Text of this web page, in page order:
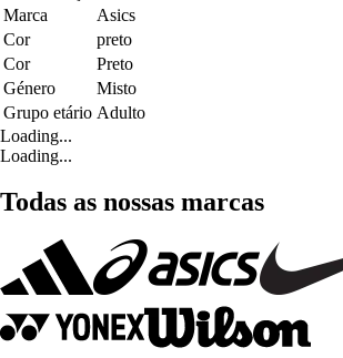
Marca
Asics
Cor
preto
Cor
Preto
Género
Misto
Grupo etário Adulto
Loading...
Loading...
Todas as nossas marcas